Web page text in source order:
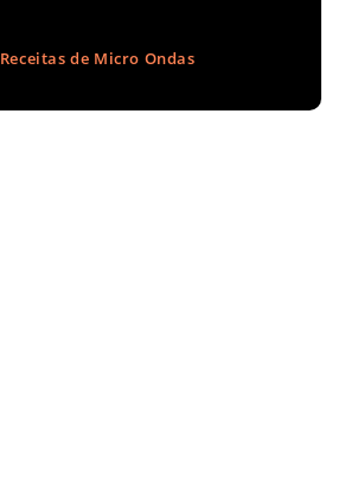
Receitas de Micro Ondas